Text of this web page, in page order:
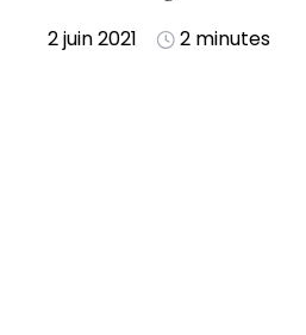
2 juin 2021 2 minutes